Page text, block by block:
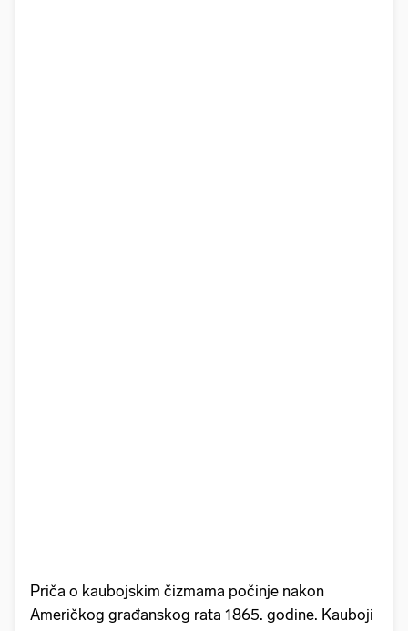
Priča o kaubojskim čizmama počinje nakon
Američkog građanskog rata 1865. godine. Kauboji